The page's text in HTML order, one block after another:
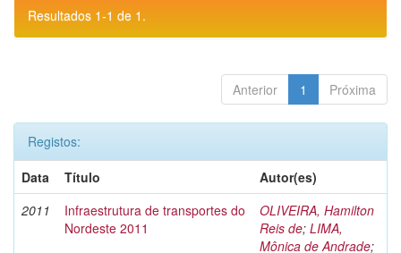
Resultados 1-1 de 1.
Anterior 1 Próxima
Registos:
Data
Título
Autor(es)
2011
Infraestrutura de transportes do
Nordeste 2011
OLIVEIRA, Hamilton
Reis de; LIMA,
Mônica de Andrade;